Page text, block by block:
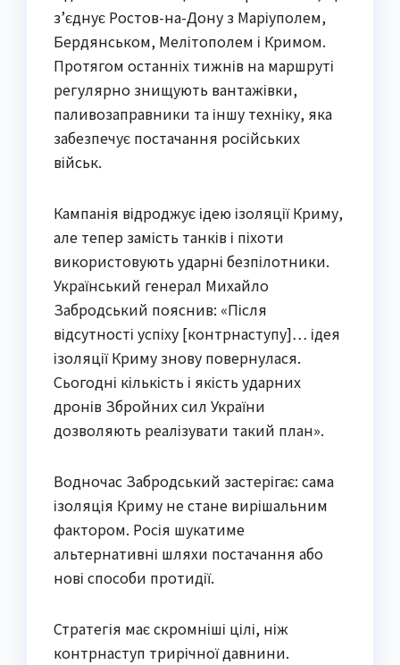
з’єднує Ростов-на-Дону з Маріуполем,
Бердянськом, Мелітополем і Кримом.
Протягом останніх тижнів на маршруті
регулярно знищують вантажівки,
паливозаправники та іншу техніку, яка
забезпечує постачання російських
військ.
Кампанія відроджує ідею ізоляції Криму,
але тепер замість танків і піхоти
використовують ударні безпілотники.
Український генерал Михайло
Забродський пояснив: «Після
відсутності успіху [контрнаступу]… ідея
ізоляції Криму знову повернулася.
Сьогодні кількість і якість ударних
дронів Збройних сил України
дозволяють реалізувати такий план».
Водночас Забродський застерігає: сама
ізоляція Криму не стане вирішальним
фактором. Росія шукатиме
альтернативні шляхи постачання або
нові способи протидії.
Стратегія має скромніші цілі, ніж
контрнаступ трирічної давнини.